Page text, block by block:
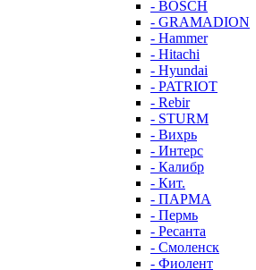
- BOSCH
- GRAMADION
- Hammer
- Hitachi
- Hyundai
- PATRIOT
- Rebir
- STURM
- Вихрь
- Интерс
- Калибр
- Кит.
- ПАРМА
- Пермь
- Ресанта
- Смоленск
- Фиолент